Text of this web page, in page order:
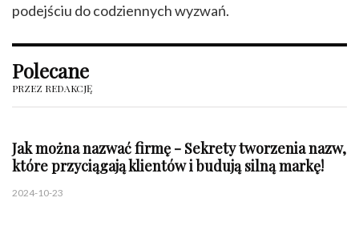
podejściu do codziennych wyzwań.
Polecane
PRZEZ REDAKCJĘ
Jak można nazwać firmę - Sekrety tworzenia nazw,
które przyciągają klientów i budują silną markę!
2024-10-23